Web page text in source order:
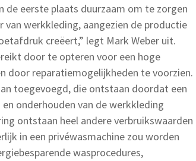
de eerste plaats duurzaam om te zorgen
van werkkleding, aangezien de productie
creëert,” legt Mark Weber uit.
door te opteren voor een hoge
door reparatiemogelijkheden te voorzien.
toegevoegd, die ontstaan doordat een
onderhouden van de werkkleding
ontstaan heel andere verbruikswaarden
in een privéwasmachine zou worden
wasprocedures,